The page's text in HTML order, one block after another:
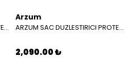
ARZUM SUPURGE OLIMPIA POWER CYCLONE TARCIN AR 4088
Arzum
ARZUM SAC DUZLESTIRICI PROTECT REVOLUTION PLATIN GRI AR 5168 17
2,090.00 ₺